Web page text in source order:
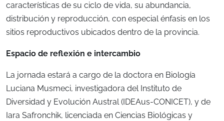
características de su ciclo de vida, su abundancia,
distribución y reproducción, con especial énfasis en los
sitios reproductivos ubicados dentro de la provincia.
Espacio de reflexión e intercambio
La jornada estará a cargo de la doctora en Biología
Luciana Musmeci, investigadora del Instituto de
Diversidad y Evolución Austral (IDEAus-CONICET), y de
Iara Safronchik, licenciada en Ciencias Biológicas y